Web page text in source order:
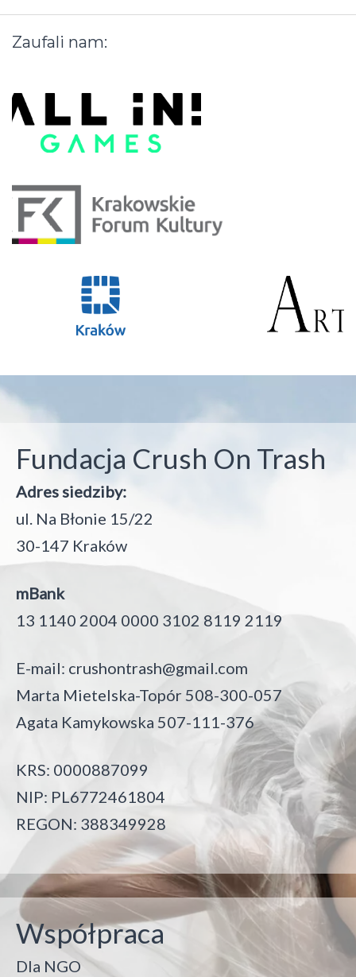
Zaufali nam:
Fundacja Crush On Trash
Adres siedziby:
ul. Na Błonie 15/22
30-147 Kraków
mBank
13 1140 2004 0000 3102 8119 2119
E-mail: crushontrash@gmail.com
Marta Mietelska-Topór 508-300-057
Agata Kamykowska 507-111-376
KRS: 0000887099
NIP: PL6772461804
REGON: 388349928
Współpraca
Dla NGO